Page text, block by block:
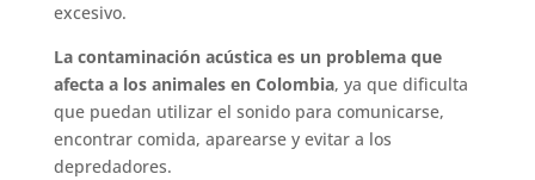
excesivo.
La contaminación acústica es un problema que
afecta a los animales en Colombia, ya que dificulta
que puedan utilizar el sonido para comunicarse,
encontrar comida, aparearse y evitar a los
depredadores.